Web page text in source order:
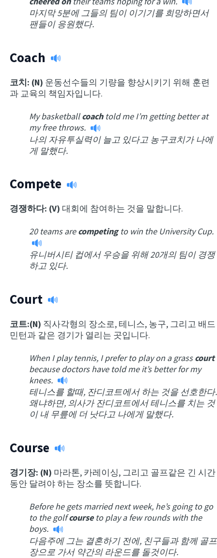
마지막 5분에 그들의 팀이 이기기를 희망하면서
팬들이 응원했다.
Coach
코치: (N) 운동선수들의 기량을 향상시키기 위해 훈련
과 교육의 책임자입니다.
My basketballcoachtold me I’m getting better at
my free throws.
나의 자유투실력이 늘고 있다고 농구코치가 나에
게 말했다.
Compete
경쟁하다: (V) 대회에 참여하는 것을 말합니다.
20 teams arecompetingto win the University Cup.
유니버시티 컵에서 우승을 위해 20개의 팀이 경쟁
하고 있다.
Court
코트:(N) 직사각형의 장소로, 테니스, 농구, 그리고 배드
민턴과 같은 경기가 열리는 곳입니다.
When I play tennis, I prefer to play on a grasscourt
because doctors have told me it’s better for my
knees.
테니스를 할때, 잔디코트에서 하는 것을 선호한다.
왜냐하면, 의사가 잔디코트에서 테니스를 치는 것
이 내 무릎에 더 낫다고 나에게 말했다.
Course
경기장: (N) 마라톤, 카레이싱, 그리고 골프같은 긴 시간
동안 달려야 하는 장소를 뜻합니다.
Before he gets married next week, he’s going to go
to the golfcourseto play a few rounds with the
boys.
다음주에 그는 결혼하기 전에, 친구들과 함께 골프
장으로 가서 약간의 라운드를 돌것이다.